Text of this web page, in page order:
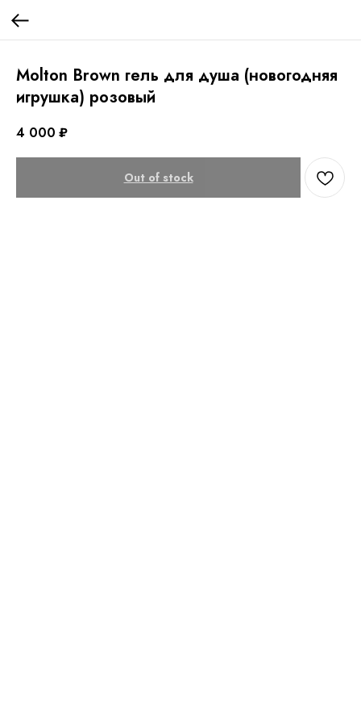
Molton Brown гель для душа (новогодняя
игрушка) розовый
4 000 ₽
Out of stock